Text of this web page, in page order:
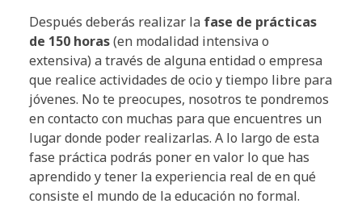
Después deberás realizar la fase de prácticas
de 150 horas(en modalidad intensiva o
extensiva) a través de alguna entidad o empresa
que realice actividades de ocio y tiempo libre para
jóvenes. No te preocupes, nosotros te pondremos
en contacto con muchas para que encuentres un
lugar donde poder realizarlas. A lo largo de esta
fase práctica podrás poner en valor lo que has
aprendido y tener la experiencia real de en qué
consiste el mundo de la educación no formal.